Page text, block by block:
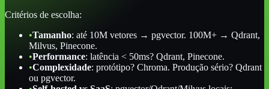
Critérios de escolha:
•Tamanho: até 10M vetores → pgvector. 100M+ → Qdrant,
Milvus, Pinecone.
•Performance: latência < 50ms? Qdrant, Pinecone.
•Complexidade: protótipo? Chroma. Produção sério? Qdrant
ou pgvector.